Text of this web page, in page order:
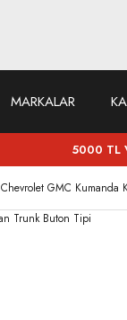
MARKALAR
5000 TL
Chevrolet GMC Kumanda